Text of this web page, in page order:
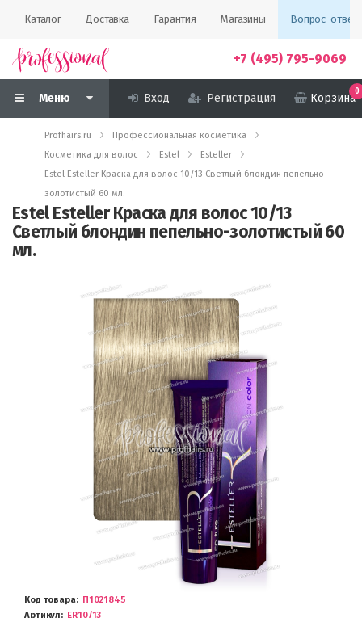
Каталог Доставка Гарантия Магазины Вопрос-ответ
+7 (495) 795-9069
Меню Вход Регистрация Корзина
0
Profhairs.ru
Профессиональная косметика
Косметика для волос
Estel
Esteller
Estel Esteller Краска для волос 10/13 Светлый блондин пепельно-
золотистый 60 мл.
Estel Esteller Краска для волос 10/13
Светлый блондин пепельно-золотистый 60
мл.
Код товара
П1021845
Артикул
ER10/13